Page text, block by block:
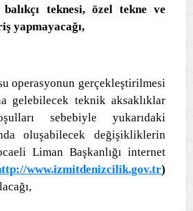
teknesi, özel tekne ve
yapmayacağı,
operasyonun gerçekleştirilmesi
gelebilecek teknik aksaklıklar
sebebiyle yukarıdaki
oluşabilecek değişikliklerin
Liman Başkanlığı internet
www.izmitdenizcilik.gov.tr)